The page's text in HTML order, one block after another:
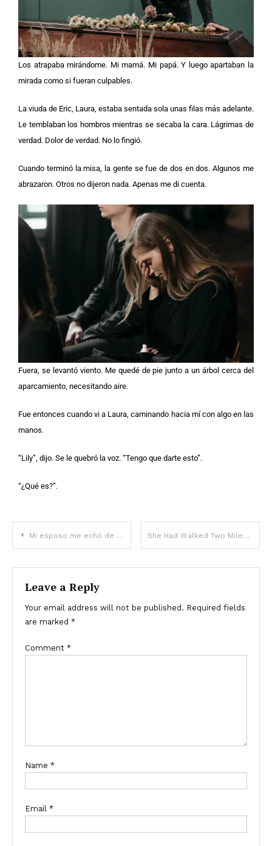
Los atrapaba mirándome. Mi mamá. Mi papá. Y luego apartaban la
mirada como si fueran culpables.
La viuda de Eric, Laura, estaba sentada sola unas filas más adelante.
Le temblaban los hombros mientras se secaba la cara. Lágrimas de
verdad. Dolor de verdad. No lo fingió.
Cuando terminó la misa, la gente se fue de dos en dos. Algunos me
abrazaron. Otros no dijeron nada. Apenas me di cuenta.
Fuera, se levantó viento. Me quedé de pie junto a un árbol cerca del
aparcamiento, necesitando aire.
Fue entonces cuando vi a Laura, caminando hacia mí con algo en las
manos.
“Lily”, dijo. Se le quebró la voz. “Tengo que darte esto”.
“¿Qué es?”.
Mi esposo me echó de la casa para estar con su amante – No tenía idea de lo que le esperaba She Had Walked Two Miles Each Day So Her Son Could Reach Football Practice. Peyton Manning learnt and bought her a Minivan.
Leave a Reply
Your email address will not be published. Required fields
are marked *
Comment *
Name *
Email *